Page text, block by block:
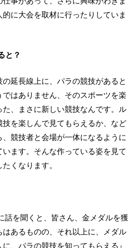
に大会を取材に行ったりしていま
と？
延長線上に、パラの競技があると
はありません、そのスポーツを楽
た、まさに新しい競技なんです。ル
技を楽しんで見てもらえるか、など
競技者と会場が一体になるように
ます。そんな作っている姿を見て
くなります。
話を聞くと、皆さん、金メダルを獲
あるものの、それ以上に、メダル
、パラの競技を知ってもらえる』